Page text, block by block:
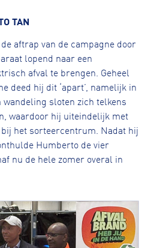
TAN
aftrap van de campagne door
lopend naar een
afval te brengen. Geheel
deed hij dit ‘apart’, namelijk in
sloten zich telkens
waardoor hij uiteindelijk met
het sorteercentrum. Nadat hij
Humberto de vier
nu de hele zomer overal in